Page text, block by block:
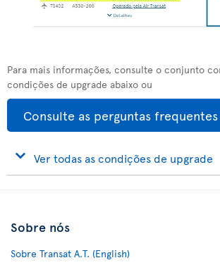
Para mais informações, consulte o conjunto
condições de upgrade abaixo ou
Consulte as perguntas frequentes
Ver todas as condições de upgrade
Sobre nós
Sobre Transat A.T. (English)